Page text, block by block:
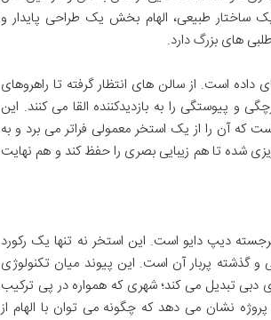
ساختار طبیعی، الهام بخش یک طراحی پایدار و
های بزرگ دارد.
است. از سالن های انتظار گرفته تا راهروهای
پیوستگی را به بازدیدکننده القا می کنند. این
که آن را از یک استخر معمولی فراتر می برد و به
شده تا هم زیبایی بصری را حفظ کند و هم نهایت
دیپ دایو است. این استخر نه تنها یک رکورد
و گذشته پربار آن است. این پیوند میان تکنولوژی
دبی تبدیل می کند؛ شهری که همواره در پی ترکیب
نشان می دهد که چگونه می توان با الهام از